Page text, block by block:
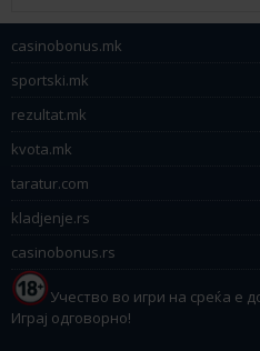
casinobonus.mk
sportski.mk
rezultat.mk
kvota.mk
taratur.com
kladjenje.rs
casinobonus.rs
Учество во игри на среќа е
Играј одговорно!